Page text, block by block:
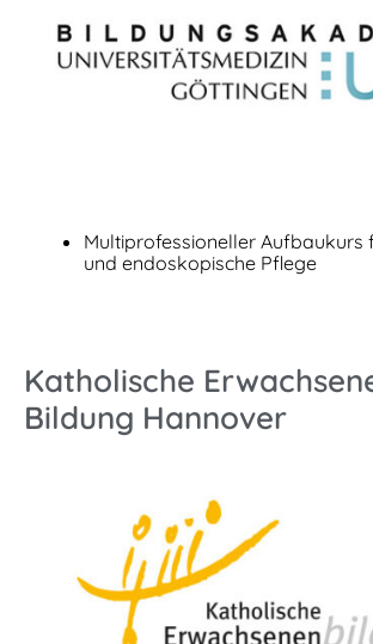
Multiprofessioneller Aufbaukurs
und endoskopische Pflege
Katholische
Bildung Hannover